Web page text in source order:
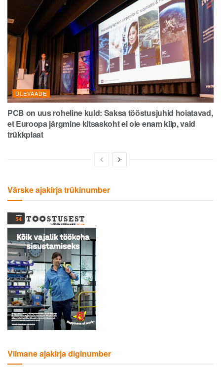
ÜLEVAADE
PCB on uus roheline kuld: Saksa tööstusjuhid hoiatavad,
et Euroopa järgmine kitsaskoht ei ole enam kiip, vaid
trükkplaat
Värske ajakirja trükinumber
Viimane ajakirja diginumber